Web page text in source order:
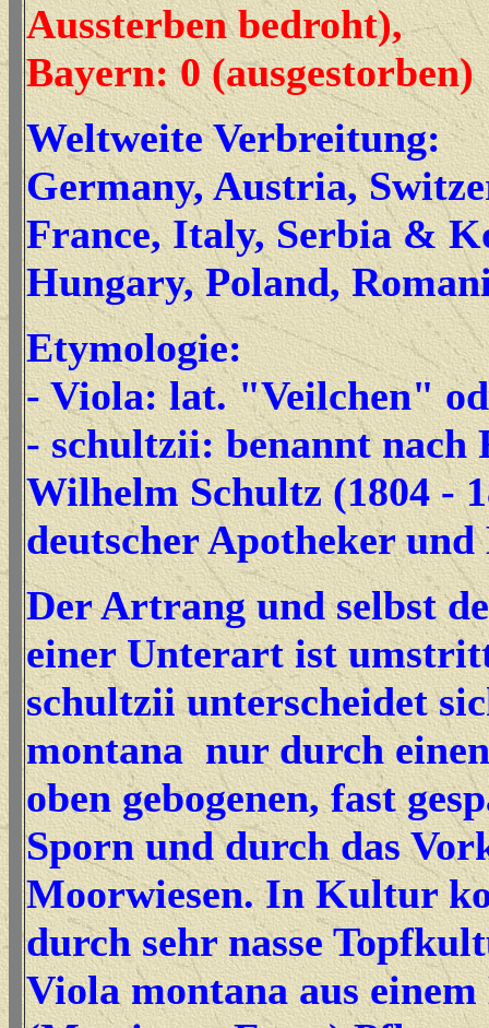
Aussterben bedroht),
Bayern: 0 (ausgestorben)
Weltweite Verbreitung:
Germany, Austria,
France, Italy, Serbia &
Hungary, Poland,
Etymologie:
- Viola: lat."Veilchen"
- schultzii: benannt nach
Wilhelm Schultz (1804 -
deutscher Apotheker
Der Artrang und selbst
einer Unterart ist
schultzii unterscheidet
montana nur durch
oben gebogenen, fast
Sporn und durch das
Moorwiesen. In Kultur
durch sehr nasse
Viola montana aus